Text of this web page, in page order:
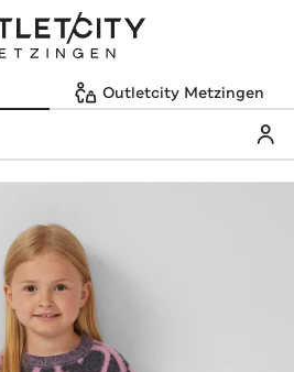
Outletcity Metzingen